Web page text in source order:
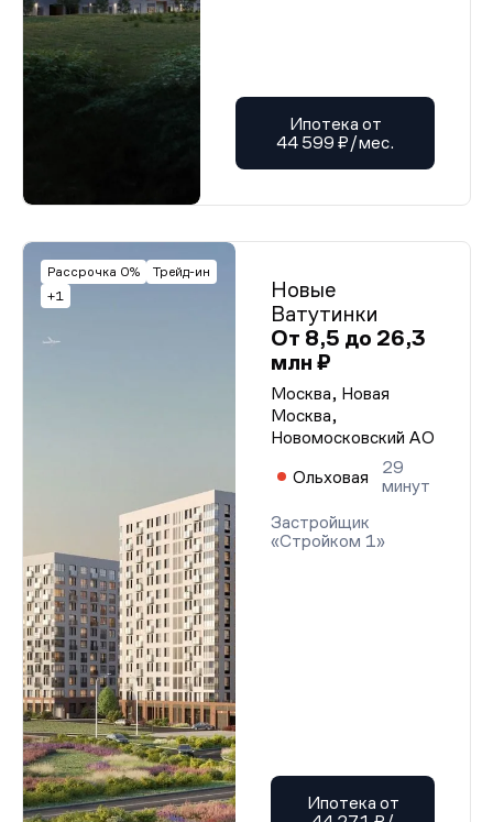
Ипотека от
44 599 ₽/мес.
Рассрочка 0%
Трейд-ин
+1
Новые
Ватутинки
От 8,5 до 26,3
млн ₽
Москва, Новая
Москва,
Новомосковский АО
Ольховая
29
минут
Застройщик
«Стройком 1»
Ипотека от